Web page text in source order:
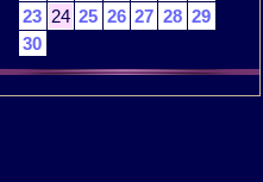
23 24 25 26 27 28 29
30